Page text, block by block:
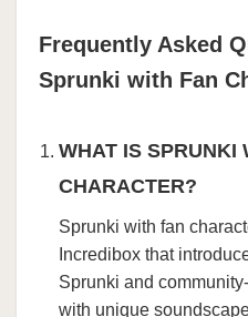
Frequently Asked
Sprunki with Fan
WHAT IS SPRUNKI
CHARACTER?
Sprunki with fan
Incredibox that
Sprunki and
with unique